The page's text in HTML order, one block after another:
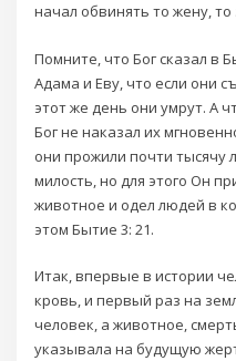
начал обвинять то жену, то
Помните, что Бог сказал в
Адама и Еву, что если они
этот же день они умрут. А
Бог не наказал их
они прожили почти тысячу
милость, но для этого Он
животное и одел людей в
этом Бытие 3: 21.
Итак, впервые в истории
кровь, и первый раз на
человек, а животное,
указывала на будущую